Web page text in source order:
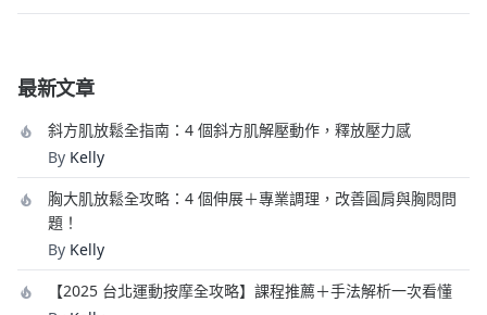
最新文章
斜方肌放鬆全指南：4 個斜方肌解壓動作，釋放壓力感
By Kelly
胸大肌放鬆全攻略：4 個伸展＋專業調理，改善圓肩與胸悶問
題！
By Kelly
【2025 台北運動按摩全攻略】課程推薦＋手法解析一次看懂